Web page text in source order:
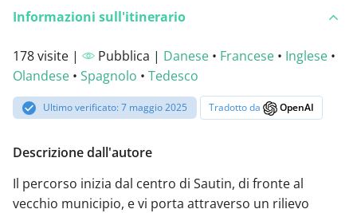
Informazioni sull'itinerario
178 visite | Pubblica | Danese • Francese • Inglese •
Olandese • Spagnolo • Tedesco
Ultimo verificato: 7 maggio 2025 Tradotto da OpenAI
Descrizione dall'autore
Il percorso inizia dal centro di Sautin, di fronte al
vecchio municipio, e vi porta attraverso un rilievo